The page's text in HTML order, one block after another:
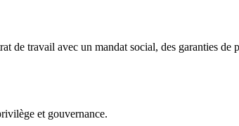
travail avec un mandat social, des garanties de
et gouvernance.